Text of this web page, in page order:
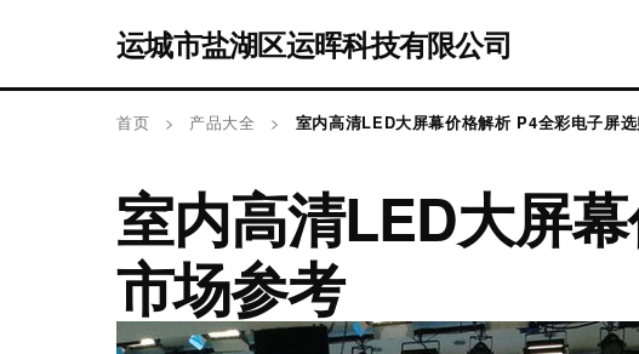
运城市盐湖区运晖科技有限公司
首页 > 产品大全 > 室内高清LED大屏幕价格解析 P4全彩电子屏
室内高清LED大屏
市场参考